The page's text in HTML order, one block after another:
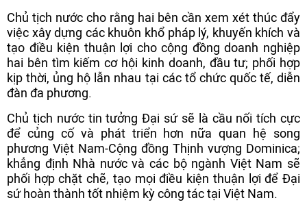
Chủ tịch nước cho rằng hai bên cần xem xét thúc đẩy
việc xây dựng các khuôn khổ pháp lý, khuyến khích và
tạo điều kiện thuận lợi cho cộng đồng doanh nghiệp
hai bên tìm kiếm cơ hội kinh doanh, đầu tư; phối hợp
kịp thời, ủng hộ lẫn nhau tại các tổ chức quốc tế, diễn
đàn đa phương.
Chủ tịch nước tin tưởng Đại sứ sẽ là cầu nối tích cực
để củng cố và phát triển hơn nữa quan hệ song
phương Việt Nam-Cộng đồng Thịnh vượng Dominica;
khẳng định Nhà nước và các bộ ngành Việt Nam sẽ
phối hợp chặt chẽ, tạo mọi điều kiện thuận lợi để Đại
sứ hoàn thành tốt nhiệm kỳ công tác tại Việt Nam.